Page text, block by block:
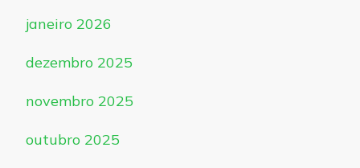
janeiro 2026
dezembro 2025
novembro 2025
outubro 2025